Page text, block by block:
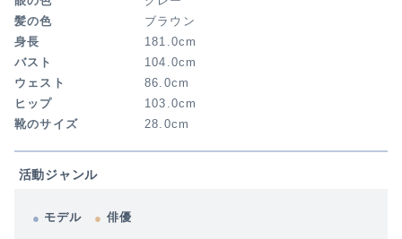
髪の色
ブラウン
身長
181.0cm
バスト
104.0cm
ウェスト
86.0cm
ヒップ
103.0cm
靴のサイズ
28.0cm
活動ジャンル
モデル 俳優